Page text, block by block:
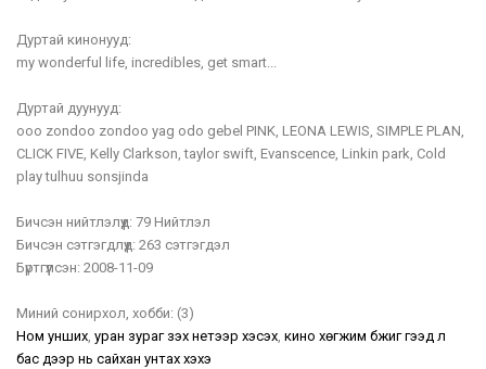
Дуртай кинонууд:
my wonderful life, incredibles, get smart...
Дуртай дуунууд:
ooo zondoo zondoo yag odo gebel PINK, LEONA LEWIS, SIMPLE PLAN,
CLICK FIVE, Kelly Clarkson, taylor swift, Evanscence, Linkin park, Cold
play tulhuu sonsjinda
Бичсэн нийтлэлүүд: 79 Нийтлэл
Бичсэн сэтгэгдлүүд: 263 сэтгэгдэл
Бүртгүүлсэн: 2008-11-09
Миний сонирхол, хобби: (3)
Ном унших, уран зураг үзэх нетээр хэсэх, кино хөгжим бүжиг гээд л
бас дээр нь сайхан унтах хэхэ